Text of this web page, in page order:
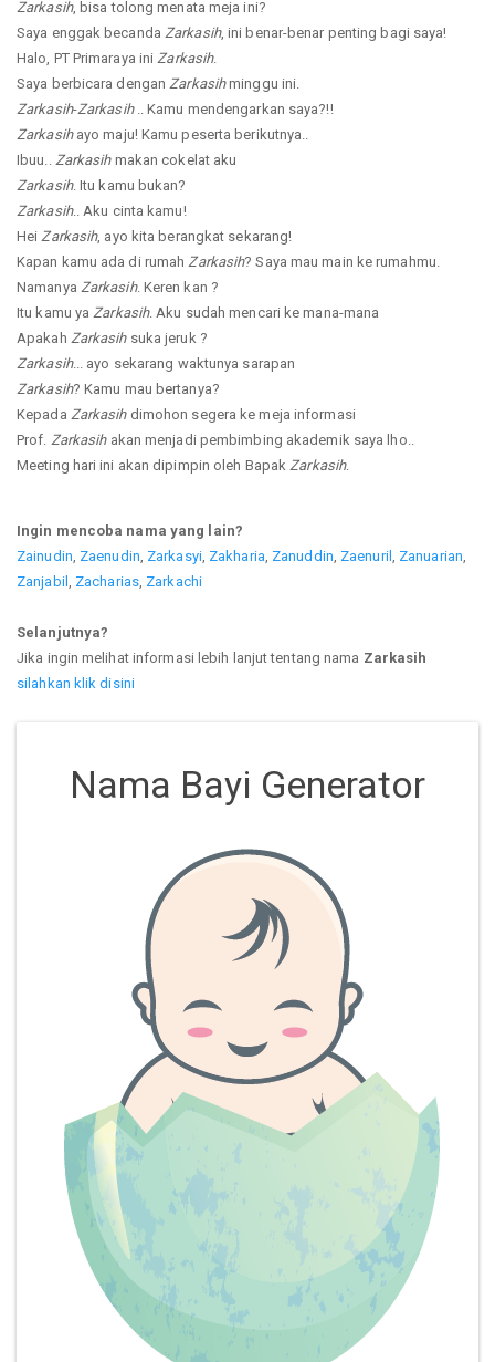
Zarkasih, bisa tolong menata meja ini?
Saya enggak becanda Zarkasih, ini benar-benar penting bagi saya!
Halo, PT Primaraya ini Zarkasih.
Saya berbicara dengan Zarkasihminggu ini.
Zarkasih-Zarkasih.. Kamu mendengarkan saya?!!
Zarkasihayo maju! Kamu peserta berikutnya..
Ibuu.. Zarkasihmakan cokelat aku
Zarkasih. Itu kamu bukan?
Zarkasih.. Aku cinta kamu!
Hei Zarkasih, ayo kita berangkat sekarang!
Kapan kamu ada di rumah Zarkasih? Saya mau main ke rumahmu.
Namanya Zarkasih. Keren kan ?
Itu kamu ya Zarkasih. Aku sudah mencari ke mana-mana
Apakah Zarkasihsuka jeruk ?
Zarkasih... ayo sekarang waktunya sarapan
Zarkasih? Kamu mau bertanya?
Kepada Zarkasihdimohon segera ke meja informasi
Prof. Zarkasihakan menjadi pembimbing akademik saya lho..
Meeting hari ini akan dipimpin oleh Bapak Zarkasih.
Ingin mencoba nama yang lain?
Zainudin Zaenudin Zarkasyi, Zakharia Zanuddin Zaenuril Zanuarian
Zanjabil Zacharias, Zarkachi
Selanjutnya?
Jika ingin melihat informasi lebih lanjut tentang nama Zarkasih
silahkan klik disini
Nama Bayi Generator